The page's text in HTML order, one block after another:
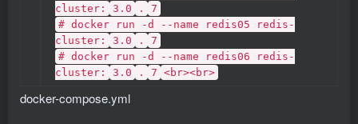
cluster:
3.0 .
7
# docker run -d --name redis05 redis-
cluster:
3.0 .
7
# docker run -d --name redis06 redis-
cluster:
3.0 . 7 <br><br>
docker-compose.yml